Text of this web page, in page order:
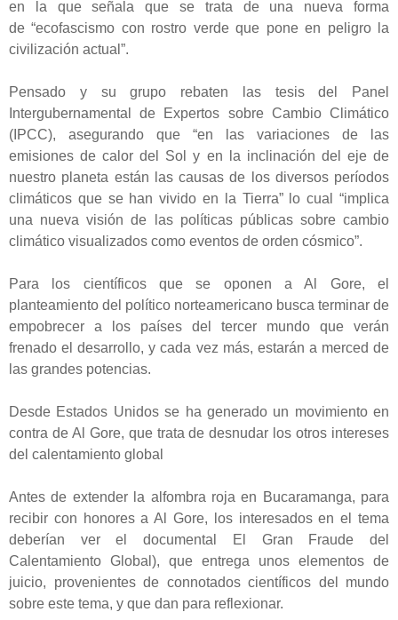
en la que señala que se trata de una nueva forma
de “ecofascismo con rostro verde que pone en peligro la
civilización actual”.
Pensado y su grupo rebaten las tesis del Panel
Intergubernamental de Expertos sobre Cambio Climático
(IPCC), asegurando que “en las variaciones de las
emisiones de calor del Sol y en la inclinación del eje de
nuestro planeta están las causas de los diversos períodos
climáticos que se han vivido en la Tierra” lo cual “implica
una nueva visión de las políticas públicas sobre cambio
climático visualizados como eventos de orden cósmico”.
Para los científicos que se oponen a Al Gore, el
planteamiento del político norteamericano busca terminar de
empobrecer a los países del tercer mundo que verán
frenado el desarrollo, y cada vez más, estarán a merced de
las grandes potencias.
Desde Estados Unidos se ha generado un movimiento en
contra de Al Gore, que trata de desnudar los otros intereses
del calentamiento global
Antes de extender la alfombra roja en Bucaramanga, para
recibir con honores a Al Gore, los interesados en el tema
deberían ver el documental El Gran Fraude del
Calentamiento Global), que entrega unos elementos de
juicio, provenientes de connotados científicos del mundo
sobre este tema, y que dan para reflexionar.